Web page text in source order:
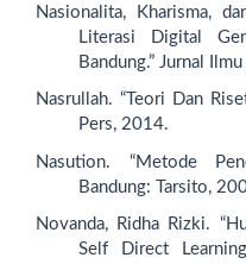
Nasionalita, Kharisma,
Literasi Digital
Bandung.” Jurnal
Nasrullah. “Teori Dan
Pers, 2014.
Nasution. “Metode
Bandung: Tarsito,
Novanda, Ridha Rizki.
Self Direct